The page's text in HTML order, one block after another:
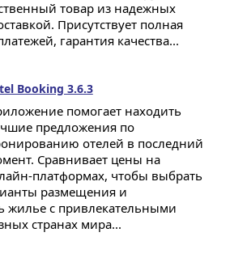
товар из надежных
Присутствует полная
гарантия качества...
Booking 3.6.3
помогает находить
предложения по
отелей в последний
Сравнивает цены на
платформах, чтобы выбрать
размещения и
жилье с привлекательными
странах мира...